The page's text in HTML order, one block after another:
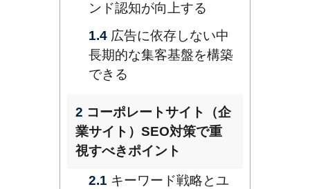
ンド認知が向上する
1.4 広告に依存しない中
長期的な集客基盤を構築
できる
2 コーポレートサイト（企
業サイト）SEO対策で重
視すべきポイント
2.1 キーワード戦略とユ